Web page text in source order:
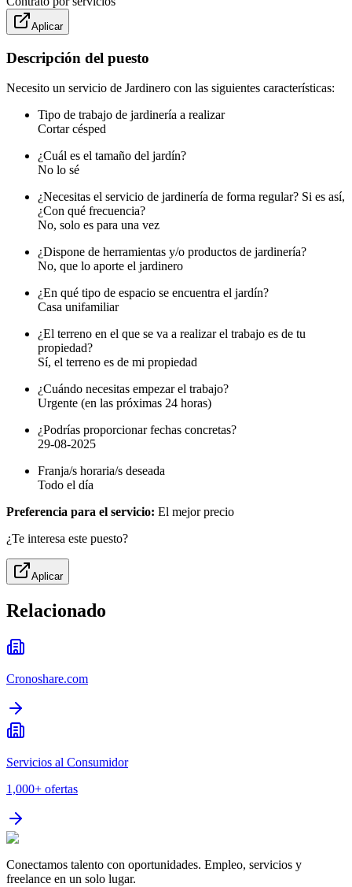
Aplicar
Descripción del puesto
Necesito un servicio de Jardinero con las siguientes características:
Tipo de trabajo de jardinería a realizar
Cortar césped
¿Cuál es el tamaño del jardín?
No lo sé
¿Necesitas el servicio de jardinería de forma regular? Si es así,
¿Con qué frecuencia?
No, solo es para una vez
¿Dispone de herramientas y/o productos de jardinería?
No, que lo aporte el jardinero
¿En qué tipo de espacio se encuentra el jardín?
Casa unifamiliar
¿El terreno en el que se va a realizar el trabajo es de tu
propiedad?
Sí, el terreno es de mi propiedad
¿Cuándo necesitas empezar el trabajo?
Urgente (en las próximas 24 horas)
¿Podrías proporcionar fechas concretas?
29-08-2025
Franja/s horaria/s deseada
Todo el día
Preferencia para el servicio: El mejor precio
¿Te interesa este puesto?
Aplicar
Relacionado
Cronoshare.com
Servicios al Consumidor
1,000+ ofertas
Conectamos talento con oportunidades. Empleo, servicios y
freelance en un solo lugar.